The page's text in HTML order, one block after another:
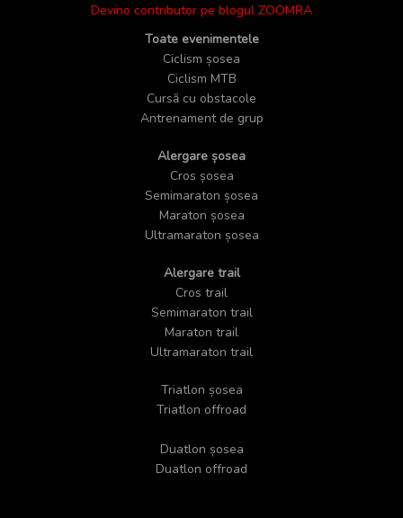
Devino contributor pe blogul ZOOMRA
Toate evenimentele
Ciclism șosea
Ciclism MTB
Cursă cu obstacole
Antrenament de grup
Alergare șosea
Cros șosea
Semimaraton șosea
Maraton șosea
Ultramaraton șosea
Alergare trail
Cros trail
Semimaraton trail
Maraton trail
Ultramaraton trail
Triatlon șosea
Triatlon offroad
Duatlon șosea
Duatlon offroad